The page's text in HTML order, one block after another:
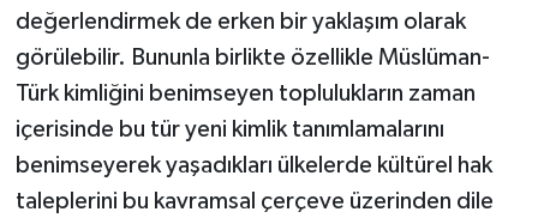
değerlendirmek de erken bir yaklaşım olarak
görülebilir. Bununla birlikte özellikle Müslüman-
Türk kimliğini benimseyen toplulukların zaman
içerisinde bu tür yeni kimlik tanımlamalarını
benimseyerek yaşadıkları ülkelerde kültürel hak
taleplerini bu kavramsal çerçeve üzerinden dile